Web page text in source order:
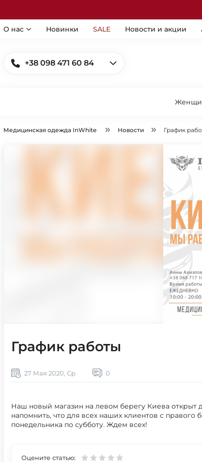
О нас Новинки SALE Новости и акции
+38 098 471 60 84
Медицинская одежда InWhite Новости График
График работы
27 Мая 2020, Ср 0
Наш новый магазин на левом берегу Киева открыт
напомнить, что для всех наших клиентов с правого
понедельника по субботу. Ждем всех!
Оцените статью: